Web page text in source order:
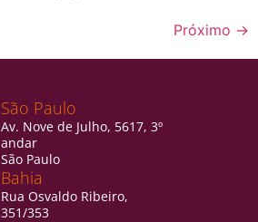
Próximo →
São Paulo
Av. Nove de Julho, 5617, 3º
andar
São Paulo
Bahia
Rua Osvaldo Ribeiro,
351/353